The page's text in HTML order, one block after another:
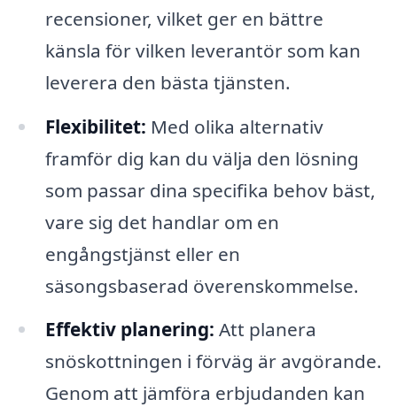
recensioner, vilket ger en bättre
känsla för vilken leverantör som kan
leverera den bästa tjänsten.
Flexibilitet: Med olika alternativ
framför dig kan du välja den lösning
som passar dina specifika behov bäst,
vare sig det handlar om en
engångstjänst eller en
säsongsbaserad överenskommelse.
Effektiv planering: Att planera
snöskottningen i förväg är avgörande.
Genom att jämföra erbjudanden kan